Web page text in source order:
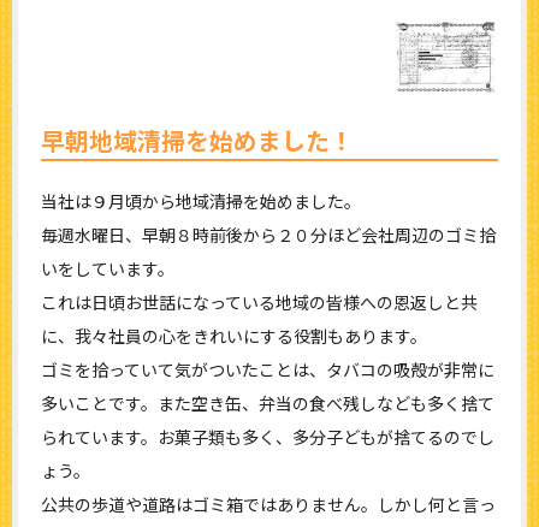
早朝地域清掃を始めました！
当社は９月頃から地域清掃を始めました。
毎週水曜日、早朝８時前後から２０分ほど会社周辺のゴミ拾
いをしています。
これは日頃お世話になっている地域の皆様への恩返しと共
に、我々社員の心をきれいにする役割もあります。
ゴミを拾っていて気がついたことは、タバコの吸殻が非常に
多いことです。また空き缶、弁当の食べ残しなども多く捨て
られています。お菓子類も多く、多分子どもが捨てるのでし
ょう。
公共の歩道や道路はゴミ箱ではありません。しかし何と言っ